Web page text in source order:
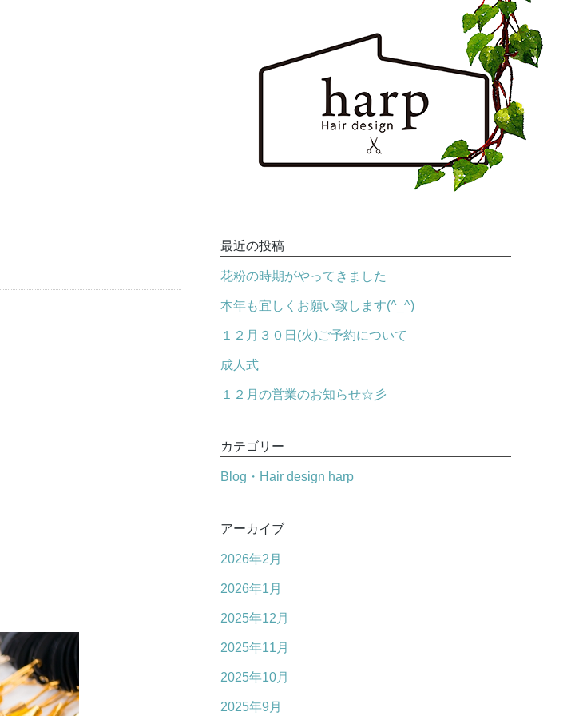
最近の投稿
花粉の時期がやってきました
本年も宜しくお願い致します(^_^)
１２月３０日(火)ご予約について
成人式
１２月の営業のお知らせ☆彡
カテゴリー
Blog・Hair design harp
アーカイブ
2026年2月
2026年1月
2025年12月
2025年11月
2025年10月
2025年9月